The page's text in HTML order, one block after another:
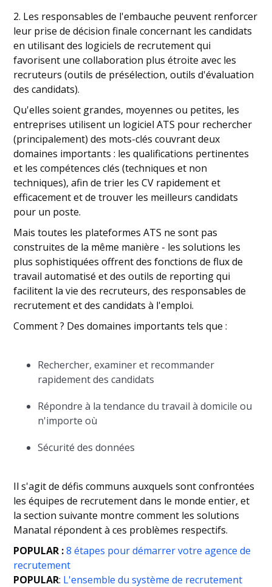
2. Les responsables de l'embauche peuvent renforcer
leur prise de décision finale concernant les candidats
en utilisant des logiciels de recrutement qui
favorisent une collaboration plus étroite avec les
recruteurs (outils de présélection, outils d'évaluation
des candidats).
Qu'elles soient grandes, moyennes ou petites, les
entreprises utilisent un logiciel ATS pour rechercher
(principalement) des mots-clés couvrant deux
domaines importants : les qualifications pertinentes
et les compétences clés (techniques et non
techniques), afin de trier les CV rapidement et
efficacement et de trouver les meilleurs candidats
pour un poste.
Mais toutes les plateformes ATS ne sont pas
construites de la même manière - les solutions les
plus sophistiquées offrent des fonctions de flux de
travail automatisé et des outils de reporting qui
facilitent la vie des recruteurs, des responsables de
recrutement et des candidats à l'emploi.
Comment ? Des domaines importants tels que :
Rechercher, examiner et recommander
rapidement des candidats
Répondre à la tendance du travail à domicile ou
n'importe où
Sécurité des données
Il s'agit de défis communs auxquels sont confrontées
les équipes de recrutement dans le monde entier, et
la section suivante montre comment les solutions
Manatal répondent à ces problèmes respectifs.
POPULAR : 8 étapes pour démarrer votre agence de
recrutement
POPULAR: L'ensemble du système de recrutement